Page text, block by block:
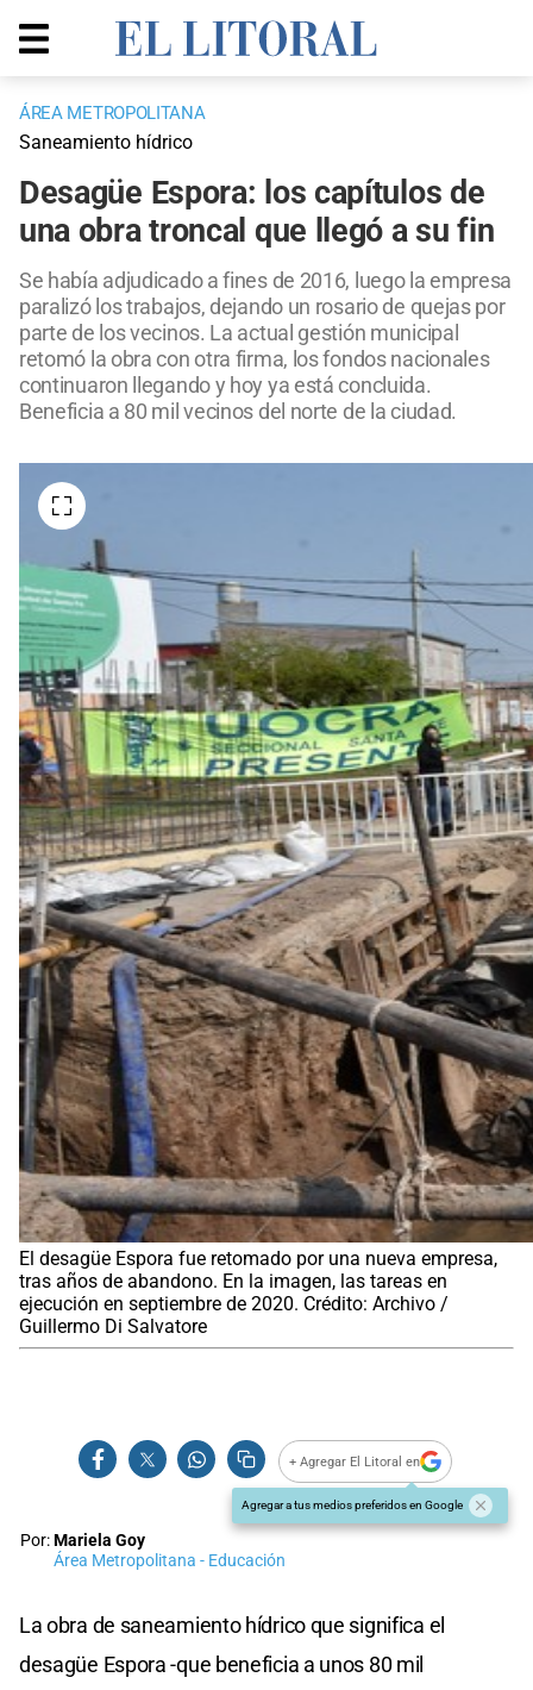
ÁREA METROPOLITANA
Saneamiento hídrico
Desagüe Espora: los capítulos de
una obra troncal que llegó a su fin
Se había adjudicado a fines de 2016, luego la empresa
paralizó los trabajos, dejando un rosario de quejas por
parte de los vecinos. La actual gestión municipal
retomó la obra con otra firma, los fondos nacionales
continuaron llegando y hoy ya está concluida.
Beneficia a 80 mil vecinos del norte de la ciudad.
El desagüe Espora fue retomado por una nueva empresa,
tras años de abandono. En la imagen, las tareas en
ejecución en septiembre de 2020. Crédito: Archivo /
Guillermo Di Salvatore
+ Agregar El Litoral en
Agregar a tus medios preferidos en Google
Por:Mariela Goy
Área Metropolitana - Educación
La obra de saneamiento hídrico que significa el
desagüe Espora -que beneficia a unos 80 mil